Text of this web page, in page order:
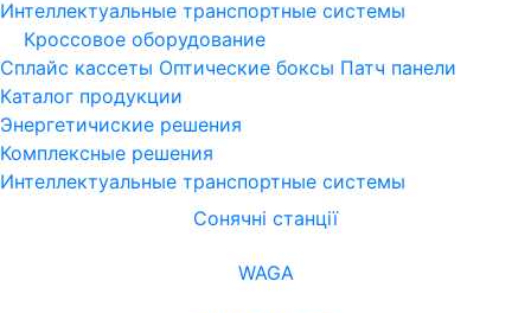
Интеллектуальные транспортные системы
Кроссовое оборудование
Сплайс кассеты Оптические боксы Патч панели
Каталог продукции
Энергетичиские решения
Комплексные решения
Интеллектуальные транспортные системы
Сонячні станції
WAGA